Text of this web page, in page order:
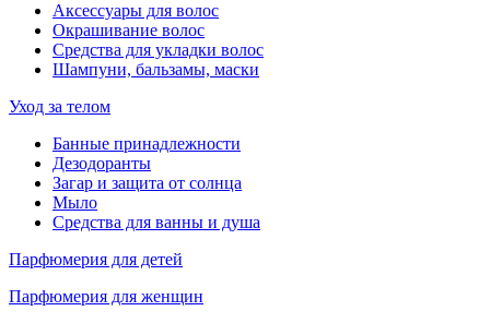
Аксессуары для волос
Окрашивание волос
Средства для укладки волос
Шампуни, бальзамы, маски
Уход за телом
Банные принадлежности
Дезодоранты
Загар и защита от солнца
Мыло
Средства для ванны и душа
Парфюмерия для детей
Парфюмерия для женщин